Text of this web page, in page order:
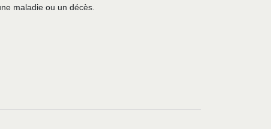
maladie ou un décès.